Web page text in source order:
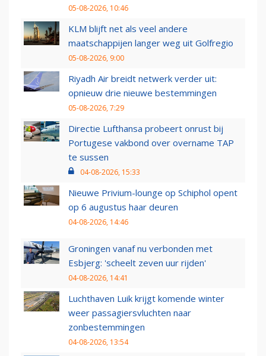
05-08-2026, 10:46
KLM blijft net als veel andere
maatschappijen langer weg uit Golfregio
05-08-2026, 9:00
Riyadh Air breidt netwerk verder uit:
opnieuw drie nieuwe bestemmingen
05-08-2026, 7:29
Directie Lufthansa probeert onrust bij
Portugese vakbond over overname TAP
te sussen
04-08-2026, 15:33
Nieuwe Privium-lounge op Schiphol opent
op 6 augustus haar deuren
04-08-2026, 14:46
Groningen vanaf nu verbonden met
Esbjerg: 'scheelt zeven uur rijden'
04-08-2026, 14:41
Luchthaven Luik krijgt komende winter
weer passagiersvluchten naar
zonbestemmingen
04-08-2026, 13:54